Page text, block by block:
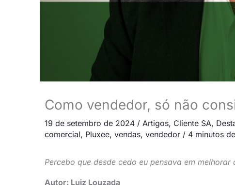
Como vendedor, só não
19 de setembro de 2024 / Artigos, Cliente SA,
comercial, Pluxee, vendas, vendedor / 4 minutos
Percebo que desde cedo eu pensava em
Autor: Luiz Louzada